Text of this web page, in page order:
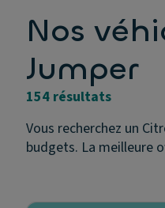
Nos
Jumper
154 résultats
Vous recherchez un
budgets. La meilleure